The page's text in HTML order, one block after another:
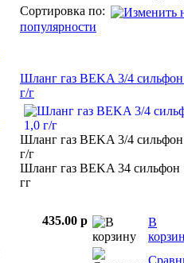
Сортировка по:
популярности
Шланг газ BEKA 3/4
г/г
Шланг газ BEKA 3/4
г/г
Шланг газ BEKA 34 сильфон
гг
435.00 p
В